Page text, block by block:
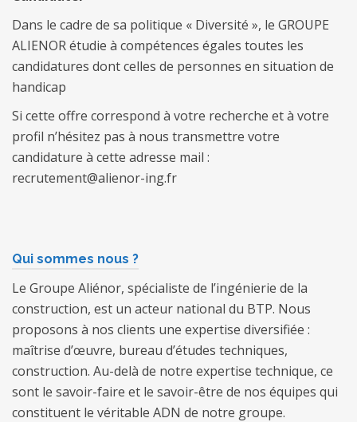
Dans le cadre de sa politique « Diversité », le GROUPE
ALIENOR étudie à compétences égales toutes les
candidatures dont celles de personnes en situation de
handicap
Si cette offre correspond à votre recherche et à votre
profil n’hésitez pas à nous transmettre votre
candidature à cette adresse mail :
recrutement@alienor-ing.fr
Qui sommes nous ?
Le Groupe Aliénor, spécialiste de l’ingénierie de la
construction, est un acteur national du BTP. Nous
proposons à nos clients une expertise diversifiée :
maîtrise d’œuvre, bureau d’études techniques,
construction. Au-delà de notre expertise technique, ce
sont le savoir-faire et le savoir-être de nos équipes qui
constituent le véritable ADN de notre groupe.